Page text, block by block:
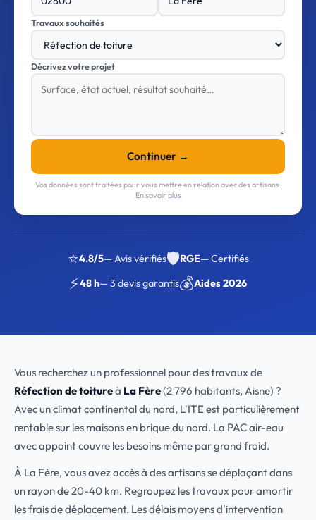
Travaux souhaités
Décrivez votre projet
Continuer →
Vos données sont traitées pour vous mettre en relation avec des artisans.
En savoir plus
⭐4.8/5— Avis vérifiés🛡️RGE— Certifiés
⚡48 h— 3 devis garantis💰Aides 2026
Vous recherchez un professionnel pour des travaux de
Réfection de toitureà La Fère(2 796 habitants, Aisne) ?
Avec un climat continental du nord, L'ITE est particulièrement
rentable sur les maisons en brique du nord. La PAC air-eau
avec appoint couvre les besoins même par grand froid.
À La Fère, vous avez accès à des artisans se déplaçant dans
un rayon de 20-40 km. Regroupez les travaux pour amortir
les frais de déplacement. Les délais moyens d'intervention